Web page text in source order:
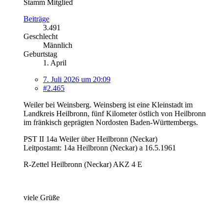
Stamm Mitglied
Beiträge
3.491
Geschlecht
Männlich
Geburtstag
1. April
7. Juli 2026 um 20:09
#2.465
Weiler bei Weinsberg. Weinsberg ist eine Kleinstadt im
Landkreis Heilbronn, fünf Kilometer östlich von Heilbronn
im fränkisch geprägten Nordosten Baden-Württembergs.
PST II 14a Weiler über Heilbronn (Neckar)
Leitpostamt: 14a Heilbronn (Neckar) a 16.5.1961
R-Zettel Heilbronn (Neckar) AKZ 4 E
viele Grüße